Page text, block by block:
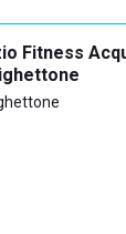
Fitness